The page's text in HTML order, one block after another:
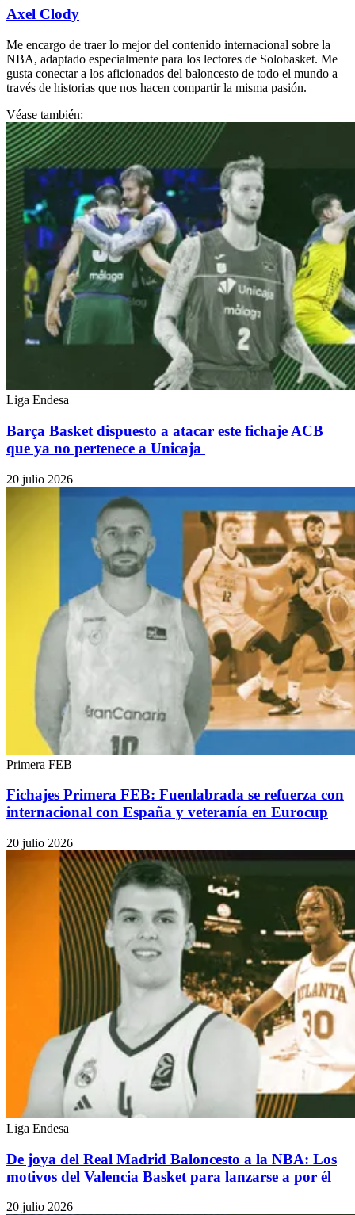
Axel Clody
Me encargo de traer lo mejor del contenido internacional sobre la
NBA, adaptado especialmente para los lectores de Solobasket. Me
gusta conectar a los aficionados del baloncesto de todo el mundo a
través de historias que nos hacen compartir la misma pasión.
Véase también:
Liga Endesa
Barça Basket dispuesto a atacar este fichaje ACB
que ya no pertenece a Unicaja
20 julio 2026
Primera FEB
Fichajes Primera FEB: Fuenlabrada se refuerza con
internacional con España y veteranía en Eurocup
20 julio 2026
Liga Endesa
De joya del Real Madrid Baloncesto a la NBA: Los
motivos del Valencia Basket para lanzarse a por él
20 julio 2026